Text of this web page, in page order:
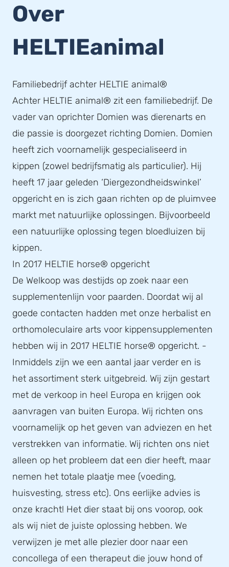
Over
HELTIEanimal
Familiebedrijf achter HELTIE animal®
Achter HELTIE animal® zit een familiebedrijf. De
vader van oprichter Domien was dierenarts en
die passie is doorgezet richting Domien. Domien
heeft zich voornamelijk gespecialiseerd in
kippen (zowel bedrijfsmatig als particulier). Hij
heeft 17 jaar geleden ‘Diergezondheidswinkel’
opgericht en is zich gaan richten op de pluimvee
markt met natuurlijke oplossingen. Bijvoorbeeld
een natuurlijke oplossing tegen bloedluizen bij
kippen.
In 2017 HELTIE horse® opgericht
De Welkoop was destijds op zoek naar een
supplementenlijn voor paarden. Doordat wij al
goede contacten hadden met onze herbalist en
orthomoleculaire arts voor kippensupplementen
hebben wij in 2017 HELTIE horse® opgericht. -
Inmiddels zijn we een aantal jaar verder en is
het assortiment sterk uitgebreid. Wij zijn gestart
met de verkoop in heel Europa en krijgen ook
aanvragen van buiten Europa. Wij richten ons
voornamelijk op het geven van adviezen en het
verstrekken van informatie. Wij richten ons niet
alleen op het probleem dat een dier heeft, maar
nemen het totale plaatje mee (voeding,
huisvesting, stress etc). Ons eerlijke advies is
onze kracht! Het dier staat bij ons voorop, ook
als wij niet de juiste oplossing hebben. We
verwijzen je met alle plezier door naar een
concollega of een therapeut die jouw hond of